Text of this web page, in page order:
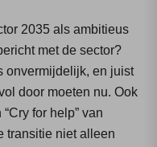
2035 als ambitieus
met de sector?
onvermijdelijk, en juist
door moeten nu. Ook
for help” van
transitie niet alleen